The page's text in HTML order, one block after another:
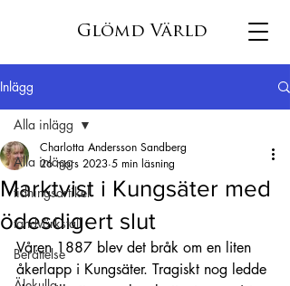
Glömd Värld
Inlägg
Alla inlägg
tidningsartikel
tandvärkstall
Berättelse
Alla inlägg
Marktvist i Kungsäter med
ödesdigert slut
Charlotta Andersson Sandberg
26 mars 2023 5 min läsning
Våren 1887 blev det bråk om en liten
åkerlapp i Kungsäter. Tragiskt nog ledde